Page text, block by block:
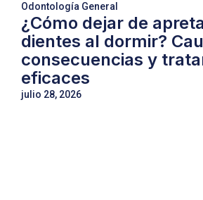
Odontología General
¿Cómo dejar de
dientes al dormir?
consecuencias y
eficaces
julio 28, 2026